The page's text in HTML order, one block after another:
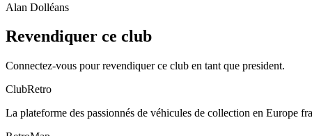
Alan Dolléans
Revendiquer ce club
Connectez-vous pour revendiquer ce club en tant que president.
ClubRetro
La plateforme des passionnés de véhicules de collection en Europe